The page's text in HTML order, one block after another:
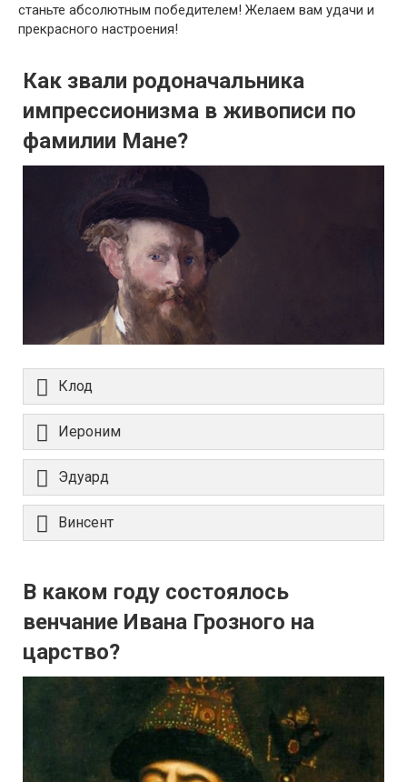
станьте абсолютным победителем! Желаем вам удачи и
прекрасного настроения!
Как звали родоначальника
импрессионизма в живописи по
фамилии Мане?
Клод
Иероним
Эдуард
Винсент
В каком году состоялось
венчание Ивана Грозного на
царство?